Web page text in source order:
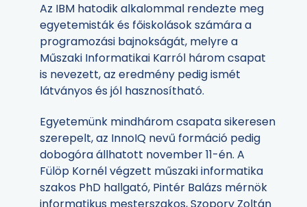
Az IBM hatodik alkalommal rendezte meg
egyetemisták és főiskolások számára a
programozási bajnokságát, melyre a
Műszaki Informatikai Karról három csapat
is nevezett, az eredmény pedig ismét
látványos és jól hasznosítható.
Egyetemünk mindhárom csapata sikeresen
szerepelt, az InnoIQ nevű formáció pedig
dobogóra állhatott november 11-én. A
Fülöp Kornél végzett műszaki informatika
szakos PhD hallgató, Pintér Balázs mérnök